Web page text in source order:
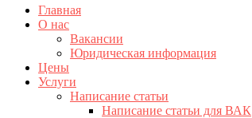
Главная
О нас
Вакансии
Юридическая информация
Цены
Услуги
Написание статьи
Написание статьи для ВАК